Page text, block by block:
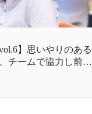
】思いやりのある
チームで協力し前進